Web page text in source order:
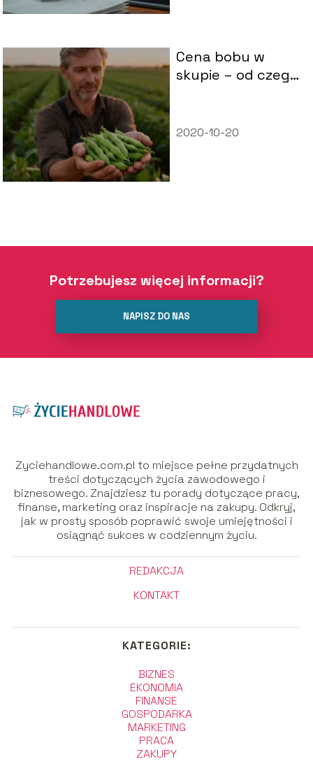
Cena bobu w
skupie – od czego
rynek?
2020-10-20
Potrzebujesz więcej informacji?
NAPISZ DO NAS
Zyciehandlowe.com.pl to miejsce pełne przydatnych
treści dotyczących życia zawodowego i
biznesowego. Znajdziesz tu porady dotyczące pracy,
finanse, marketing oraz inspiracje na zakupy. Odkryj,
jak w prosty sposób poprawić swoje umiejętności i
osiągnąć sukces w codziennym życiu.
REDAKCJA
KONTAKT
KATEGORIE:
BIZNES
EKONOMIA
FINANSE
GOSPODARKA
MARKETING
PRACA
ZAKUPY